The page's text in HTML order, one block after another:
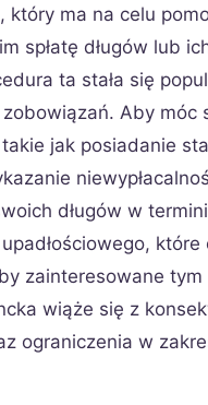
który ma na celu
spłatę długów lub
ta stała się
Aby móc
jak posiadanie
długów w
zainteresowane
wiąże się z
ograniczenia w